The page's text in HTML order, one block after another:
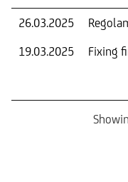
26.03.2025
19.03.2025
Fixing